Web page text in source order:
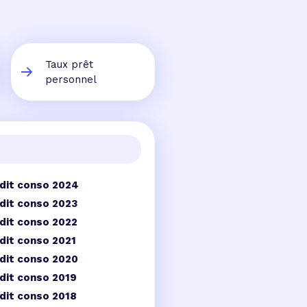
Taux prêt
personnel
conso 2024
conso 2023
conso 2022
conso 2021
conso 2020
conso 2019
conso 2018